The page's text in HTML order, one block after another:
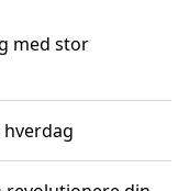
med stor